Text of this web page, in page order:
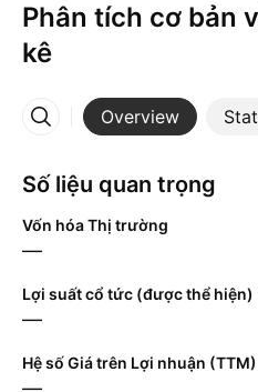
Phân tích cơ bản
kê
Overview
More
Số liệu quan trọng
Vốn hóa Thị trường
—
Lợi suất cổ tức (được thể hiện)
—
Hệ số Giá trên Lợi nhuận (TTM)